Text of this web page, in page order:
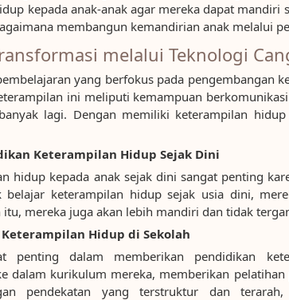
kepada anak-anak agar mereka dapat mandiri
membangun kemandirian anak melalui
melalui Teknologi
yang berfokus pada pengembangan
ini meliputi kemampuan
lagi. Dengan memiliki keterampilan
Keterampilan Hidup Sejak Dini
hidup kepada anak sejak dini sangat penting
belajar keterampilan hidup sejak usia dini,
itu, mereka juga akan lebih mandiri dan tidak
Hidup di Sekolah
penting dalam memberikan pendidikan
dalam kurikulum mereka, memberikan
pendekatan yang terstruktur dan